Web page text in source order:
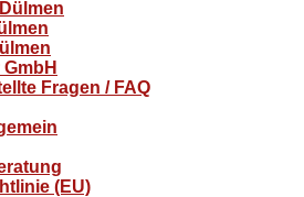
Fragen / FAQ
(EU)